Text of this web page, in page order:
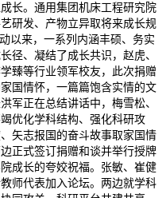
长。通用集团机床工程研究院
研发、产物立异取将来成长规
以来，一系列内涵丰硕、务实
径、凝结了成长共识，赵虎、
臻等行业领军校友，此次捐赠
国情怀，一篇篇饱含实情的文
军正在总结讲话中，梅雪松、
优化学科结构、强化科研攻
矢志报国的奋斗故事取家国情
正式签订捐赠和谈并举行授牌
成长的夸姣祝福。张敏、崔健
师代表加入论坛。两边就学科